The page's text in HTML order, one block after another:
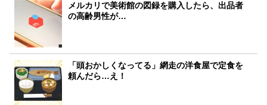
メルカリで美術館の図録を購入したら、出品者
の高齢男性が…
「頭おかしくなってる」網走の洋食屋で定食を
頼んだら…え！